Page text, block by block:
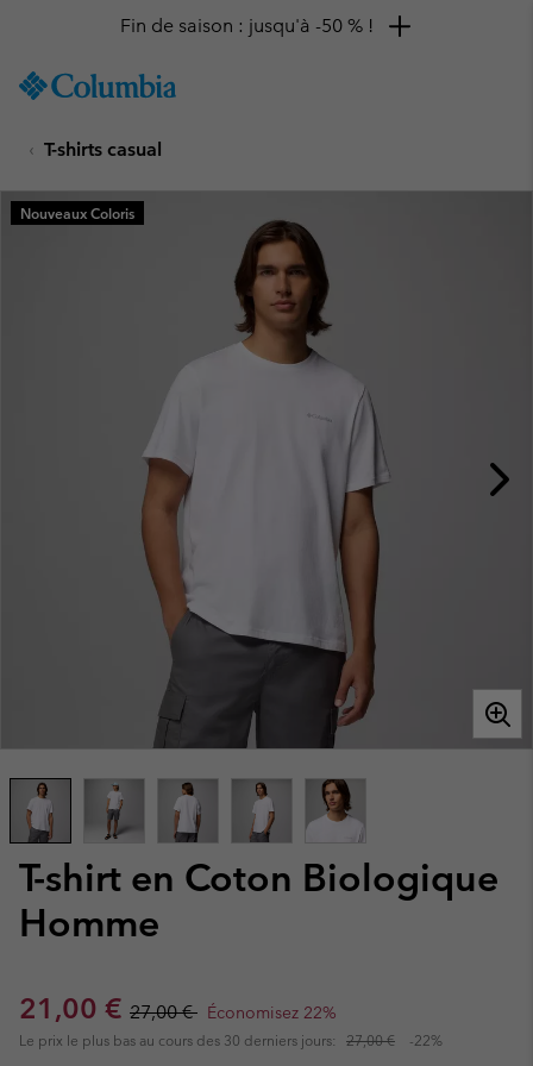
TO
SKIP
MAIN
NAV
Fin de saison : jusqu'à -50 % !
T-shirts casual
T-shirt en Coton Biologique
Homme
Sale price:
21,00 € Regular price:
27,00 € Économisez 22%
Le prix le plus bas au cours des 30 derniers jours: 27,00 € -22%
Nouveaux Coloris